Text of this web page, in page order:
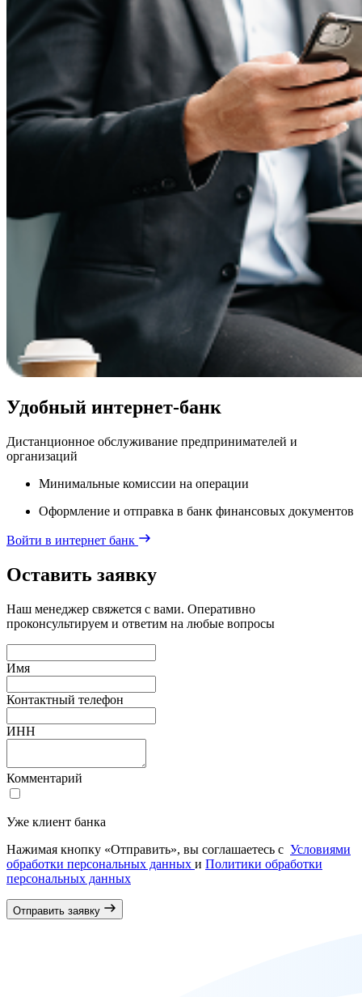
Удобный интернет‑банк
Дистанционное обслуживание предпринимателей и
организаций
Минимальные комиссии на операции
Оформление и отправка в банк финансовых документов
Войти в интернет банк
Оставить заявку
Наш менеджер свяжется с вами. Оперативно
проконсультируем и ответим на любые вопросы
Имя
Контактный телефон
ИНН
Комментарий
Уже клиент банка
Нажимая кнопку «Отправить», вы соглашаетесь с Условиями
обработки персональных данных и Политики обработки
персональных данных
Отправить заявку